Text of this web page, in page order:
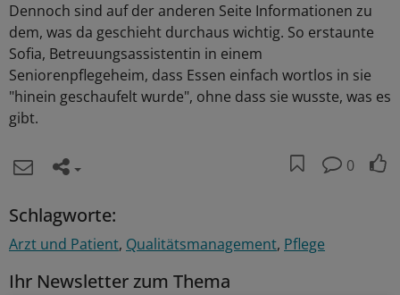
Dennoch sind auf der anderen Seite Informationen zu
dem, was da geschieht durchaus wichtig. So erstaunte
Sofia, Betreuungsassistentin in einem
Seniorenpflegeheim, dass Essen einfach wortlos in sie
"hinein geschaufelt wurde", ohne dass sie wusste, was es
gibt.
0
Schlagworte:
Arzt und Patient Qualitätsmanagement Pflege
Ihr Newsletter zum Thema